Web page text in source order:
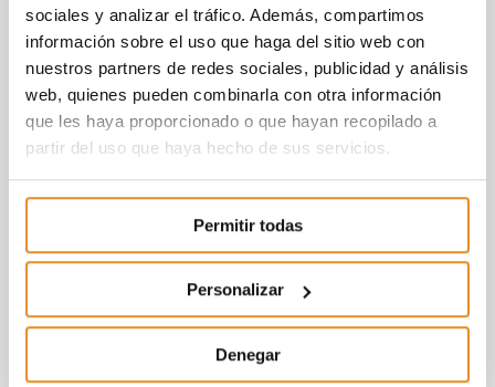
sociales y analizar el tráfico. Además, compartimos
información sobre el uso que haga del sitio web con
nuestros partners de redes sociales, publicidad y análisis
web, quienes pueden combinarla con otra información
que les haya proporcionado o que hayan recopilado a
partir del uso que haya hecho de sus servicios.
Permitir todas
Personalizar
Denegar